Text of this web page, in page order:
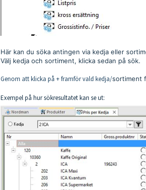
Här kan du söka antingen via kedja eller
Välj kedja och sortiment, klicka sedan på sök.
Genom att klicka på + framför vald kedja/sortiment
Exempel på hur sökresultatet kan se ut: